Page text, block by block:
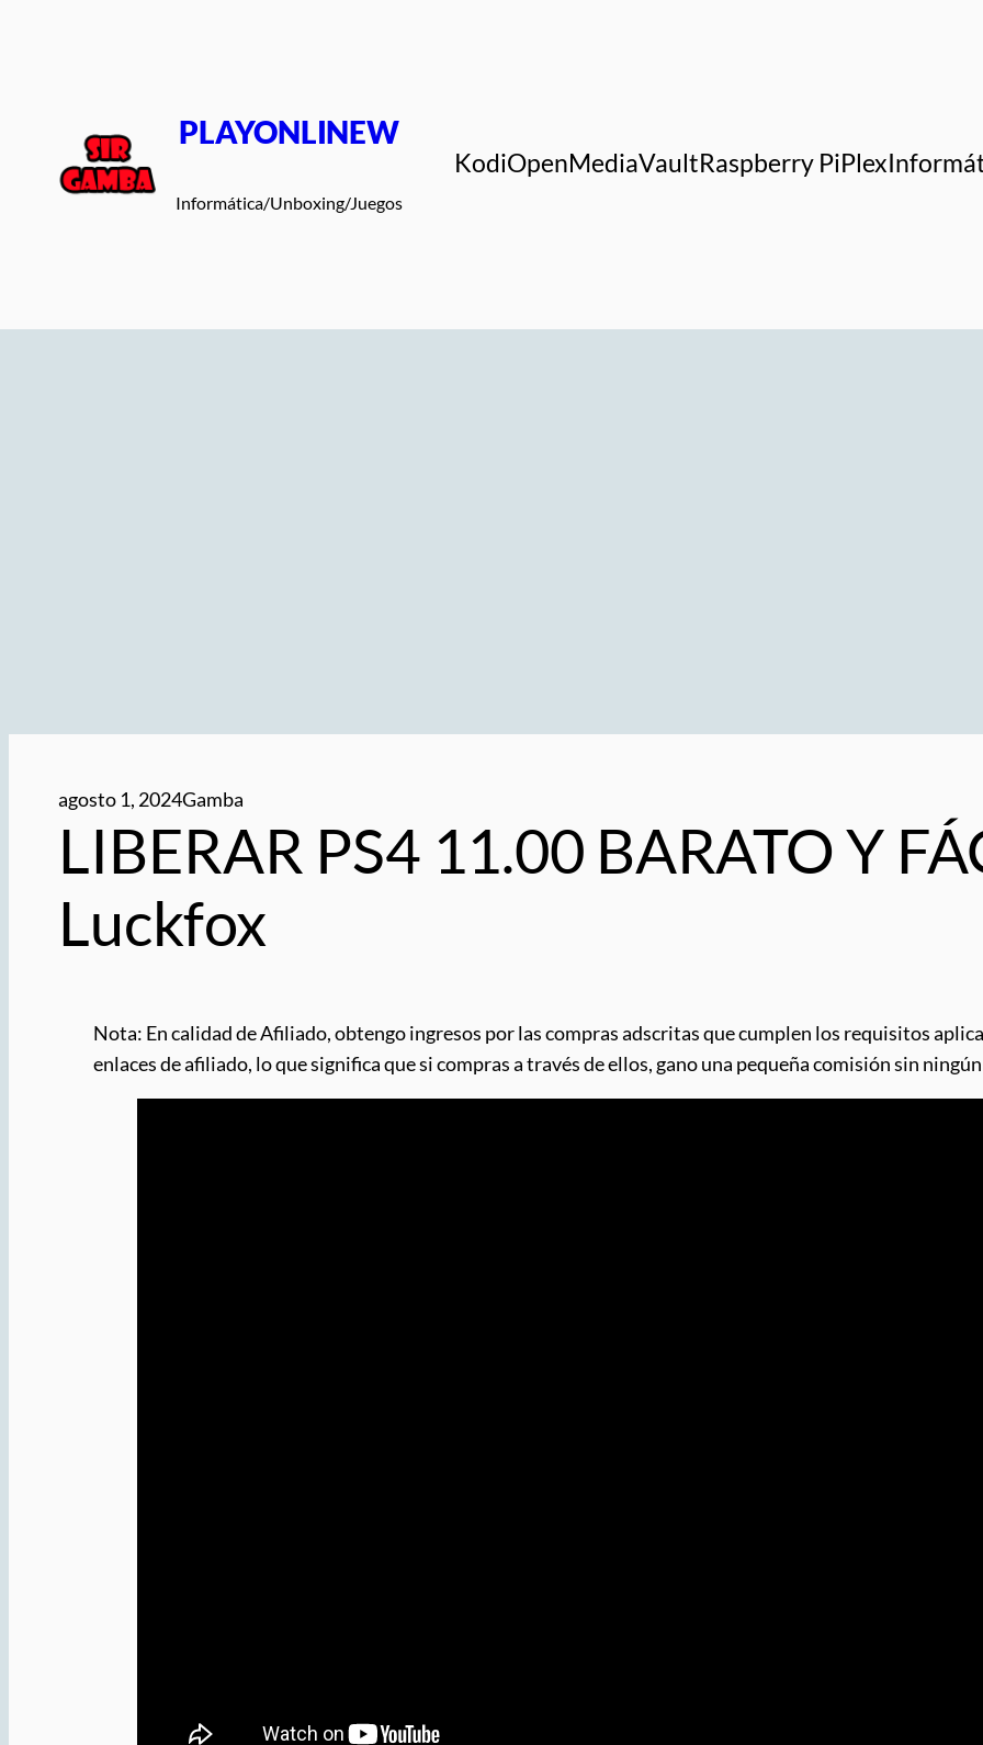
PLAYONLINEW
Informática/Unboxing/Juegos
KodiOpenMediaVaultRaspberry PiPlex
agosto 1, 2024Gamba
LIBERAR PS4 11.00 BARATO Y
Luckfox
Nota: En calidad de Afiliado, obtengo ingresos por las compras adscritas que cumplen los requisitos
enlaces de afiliado, lo que significa que si compras a través de ellos, gano una pequeña comisión sin